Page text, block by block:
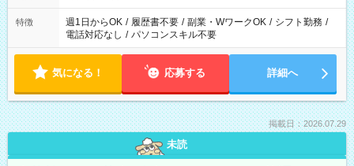
特徴 週1日からOK / 履歴書不要 / 副業・WワークOK / シフト勤務 /
電話対応なし / パソコンスキル不要
気になる！ 応募する 詳細へ
掲載日：2026.07.29
未読